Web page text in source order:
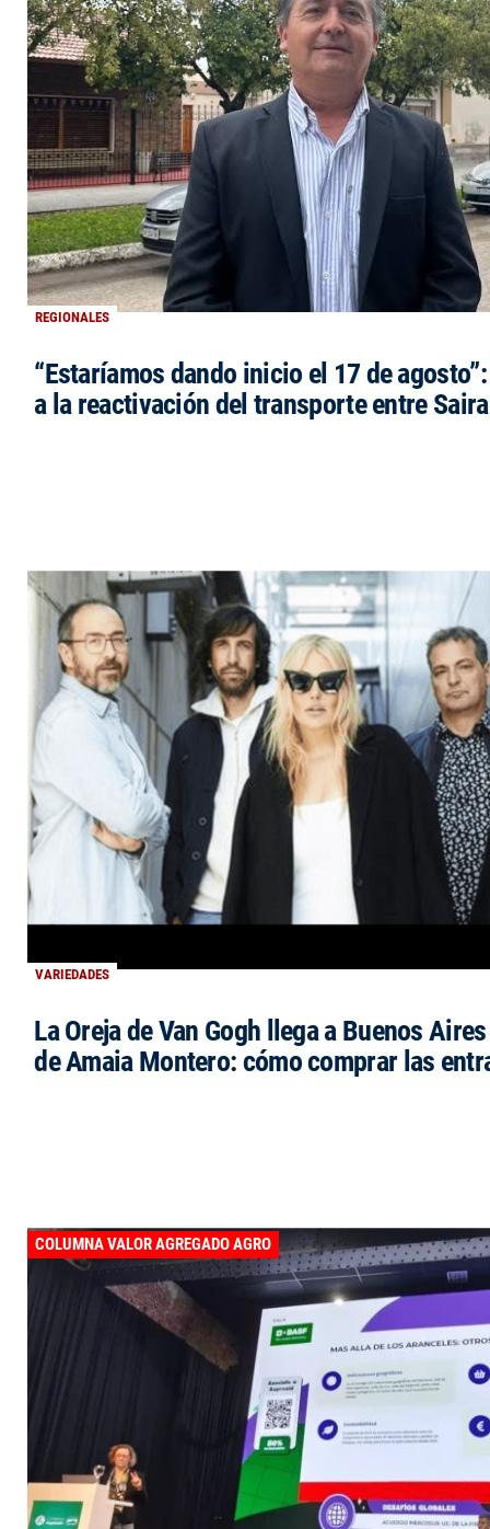
REGIONALES
“Estaríamos dando inicio el 17 de
a la reactivación del transporte entre
VARIEDADES
La Oreja de Van Gogh llega a Buenos
de Amaia Montero: cómo comprar las
COLUMNA VALOR AGREGADO AGRO